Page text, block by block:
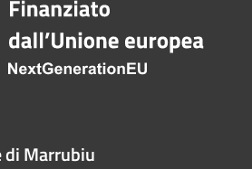
di Marrubiu